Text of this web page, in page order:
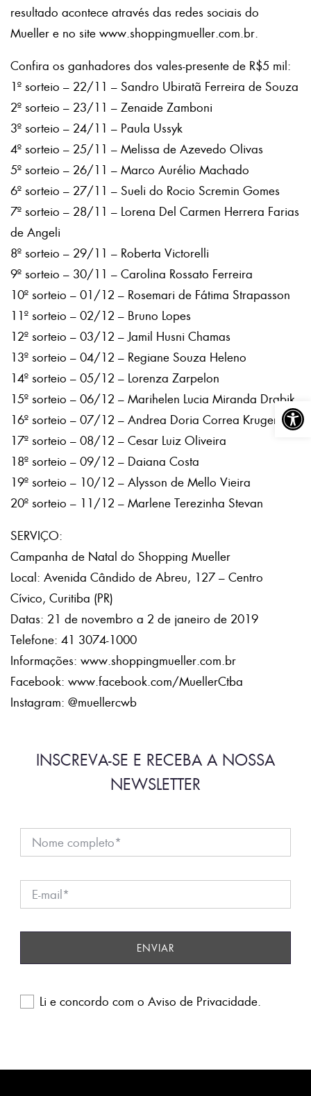
Abrir
resultado acontece através das redes sociais do
Mueller e no site www.shoppingmueller.com.br.
Confira os ganhadores dos vales-presente de R$5 mil:
1º sorteio – 22/11 – Sandro Ubiratã Ferreira de Souza
2º sorteio – 23/11 – Zenaide Zamboni
3º sorteio – 24/11 – Paula Ussyk
4º sorteio – 25/11 – Melissa de Azevedo Olivas
5º sorteio – 26/11 – Marco Aurélio Machado
6º sorteio – 27/11 – Sueli do Rocio Scremin Gomes
7º sorteio – 28/11 – Lorena Del Carmen Herrera Farias
de Angeli
8º sorteio – 29/11 – Roberta Victorelli
9º sorteio – 30/11 – Carolina Rossato Ferreira
10º sorteio – 01/12 – Rosemari de Fátima Strapasson
11º sorteio – 02/12 – Bruno Lopes
12º sorteio – 03/12 – Jamil Husni Chamas
13º sorteio – 04/12 – Regiane Souza Heleno
14º sorteio – 05/12 – Lorenza Zarpelon
15º sorteio – 06/12 – Marihelen Lucia Miranda Drabik
16º sorteio – 07/12 – Andrea Doria Correa Kruger
17º sorteio – 08/12 – Cesar Luiz Oliveira
18º sorteio – 09/12 – Daiana Costa
19º sorteio – 10/12 – Alysson de Mello Vieira
20º sorteio – 11/12 – Marlene Terezinha Stevan
SERVIÇO:
Campanha de Natal do Shopping Mueller
Local: Avenida Cândido de Abreu, 127 – Centro
Cívico, Curitiba (PR)
Datas: 21 de novembro a 2 de janeiro de 2019
Telefone: 41 3074-1000
Informações: www.shoppingmueller.com.br
Facebook: www.facebook.com/MuellerCtba
Instagram: @muellercwb
INSCREVA-SE E RECEBA A NOSSA
NEWSLETTER
Li e concordo com oAviso de Privacidade.
leave